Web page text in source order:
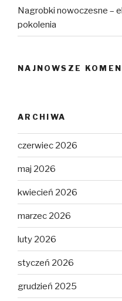
Nagrobki nowoczesne –
pokolenia
NAJNOWSZE
ARCHIWA
czerwiec 2026
maj 2026
kwiecień 2026
marzec 2026
luty 2026
styczeń 2026
grudzień 2025